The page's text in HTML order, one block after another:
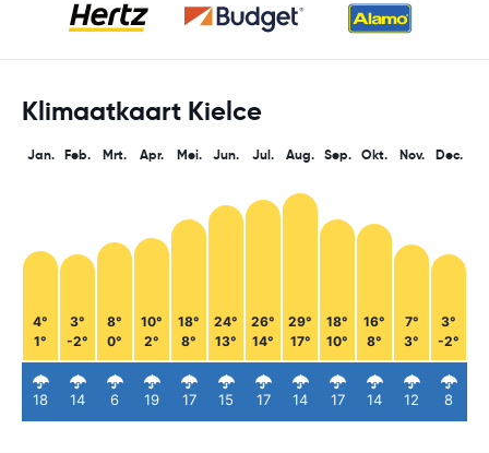
Klimaatkaart Kielce
Jan.
4°
1°
18
Feb.
3°
-2°
14
Mrt.
8°
0°
6
Apr.
10°
2°
19
Mei.
18°
8°
17
Jun.
24°
13°
15
Jul.
26°
14°
17
Aug.
29°
17°
14
Sep.
18°
10°
17
Okt.
16°
8°
14
Nov.
7°
3°
12
Dec.
3°
-2°
8